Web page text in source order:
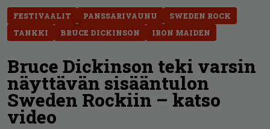
FESTIVAALIT PANSSARIVAUNU
SWEDEN ROCK
TANKKI
BRUCE DICKINSON IRON MAIDEN
Bruce Dickinson teki varsin
näyttävän sisääntulon
Sweden Rockiin – katso
video